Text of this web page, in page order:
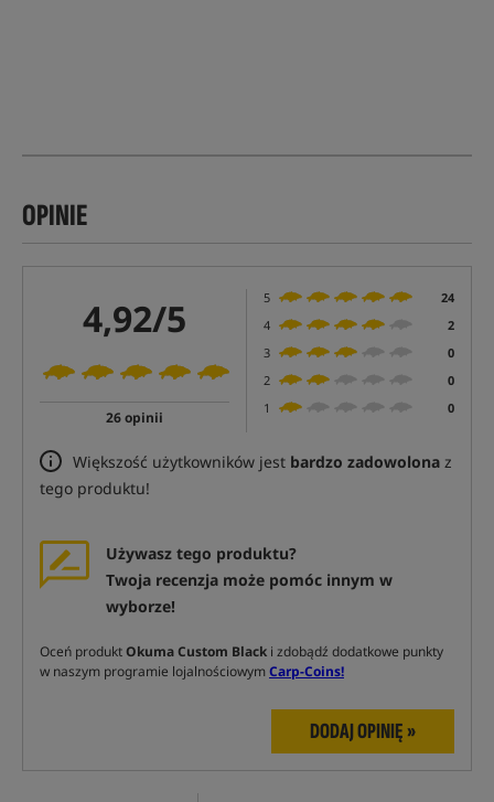
OPINIE
4,92/5
26 opinii
5
24
4
2
3
0
2
0
1
0
Większość użytkowników jest bardzo zadowolona z
tego produktu!
Używasz tego produktu?
Twoja recenzja może pomóc innym w
wyborze!
Oceń produktOkuma Custom Black i zdobądź dodatkowe punkty
w naszym programie lojalnościowymCarp-Coins!
DODAJ OPINIĘ »